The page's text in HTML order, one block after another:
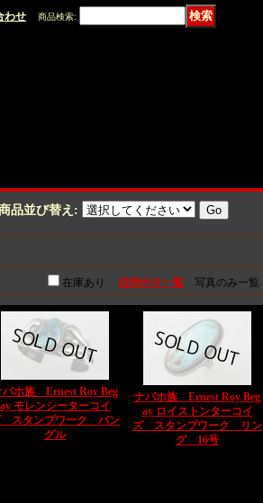
わせ 商品検索:
品並び替え :
在庫あり 説明付き一覧 写真のみ一覧
バホ族 Ernest Roy Beg
ay モレンシーターコイ
スタンプワーク バン
グル
ナバホ族 Ernest Roy Beg
ay ロイストンターコイ
ズ スタンプワーク リン
グ 16号